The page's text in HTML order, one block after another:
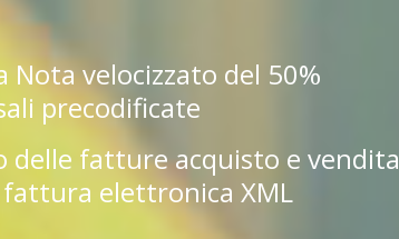
velocizzato del 50%
precodificate
delle fatture acquisto e vendita
elettronica XML